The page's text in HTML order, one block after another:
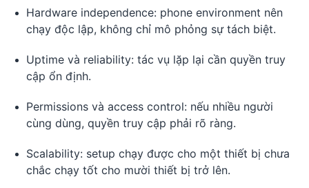
Hardware independence: phone environment nên
chạy độc lập, không chỉ mô phỏng sự tách biệt.
Uptime và reliability: tác vụ lặp lại cần quyền truy
cập ổn định.
Permissions và access control: nếu nhiều người
cùng dùng, quyền truy cập phải rõ ràng.
Scalability: setup chạy được cho một thiết bị chưa
chắc chạy tốt cho mười thiết bị trở lên.